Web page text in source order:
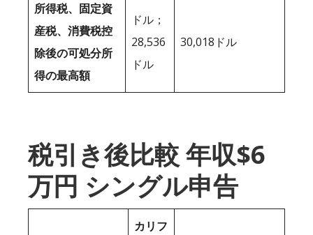
所得税、固定資
産税、消費税控
除後の可処分所
得の最高額
ドル；
28,536
ドル
30,018ドル
税引き後比較 年収$6
万円 シングル申告
カリフ